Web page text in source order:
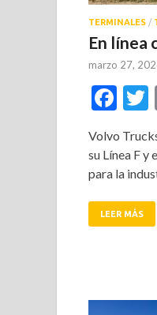
TERMINALES /
En línea
marzo 27,
Volvo
su Línea F y
para la
LEER MÁS